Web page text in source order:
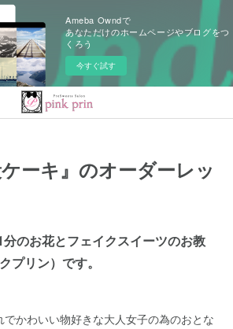
Ameba Owndで
あなただけのホームページやブログをつ
くろう
今すぐ試す
ケーキ』のオーダーレッ
のお花とフェイクスイーツのお教
プリン）です。
かわいい物好きな大人女子の為のおとな